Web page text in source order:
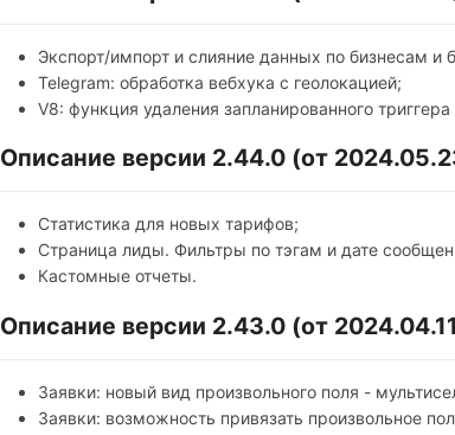
Экспорт/импорт и слияние данных по бизнесам и
Telegram: обработка вебхука с геолокацией;
V8: функция удаления запланированного
Описание версии 2.44.0 (от
Статистика для новых тарифов;
Страница лиды. Фильтры по тэгам и дате
Кастомные отчеты.
Описание версии 2.43.0 (от
Заявки: новый вид произвольного поля -
Заявки: возможность привязать произвольное